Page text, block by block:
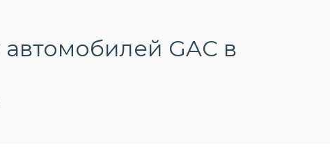
GAC в